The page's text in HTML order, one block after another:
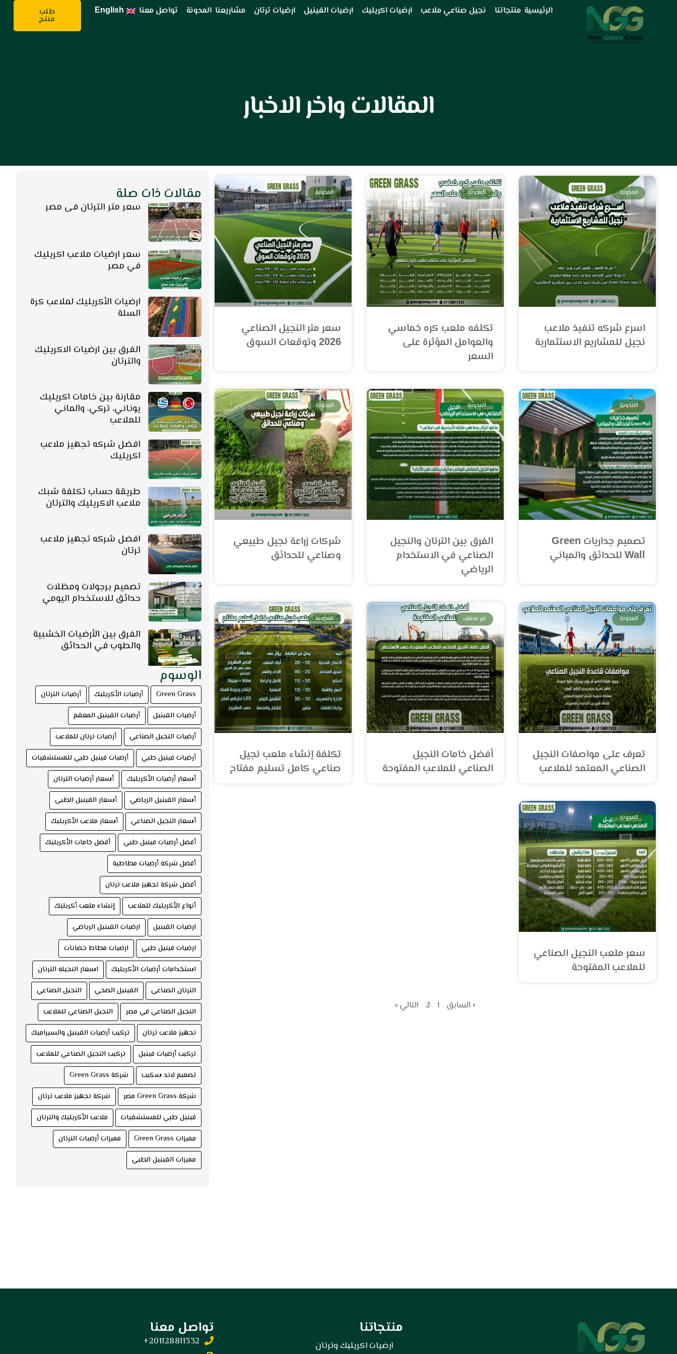
الرئيسية منتجاتنا نجيل صناعي ملاعب ارضيات اكريليك ارضيات الفينيل ارضيات ترتان مشاريعنا المدونة تواصل معنا English طلب
منتج
المقالات واخر الاخبار
المدونة
اسرع شركه تنفيذ ملاعب
نجيل للمشاريع الاستثمارية
المدونة
تكلفه ملعب كره خماسي
والعوامل المؤثرة على
السعر
المدونة
سعر متر النجيل الصناعي
2026 وتوقعات السوق
المدونة
تصميم جداريات Green
Wall للحدائق والمباني
المدونة
الفرق بين الترتان والنجيل
الصناعي في الاستخدام
الرياضي
المدونة
شركات زراعة نجيل طبيعي
وصناعي للحدائق
المدونة
تعرف على مواصفات النجيل
الصناعي المعتمد للملاعب
غير مصنف
أفضل خامات النجيل
الصناعي للملاعب المفتوحة
المدونة
تكلفة إنشاء ملعب نجيل
صناعي كامل تسليم مفتاح
المدونة
سعر ملعب النجيل الصناعي
للملاعب المفتوحة
« السابق
Page
1
Page
2 التالي »
مقالات ذات صلة
سعر متر الترتان فى مصر
سعر ارضيات ملاعب اكريليك
في مصر
ارضيات الأكريليك لملاعب كرة
السلة
الفرق بين ارضيات الاكريليك
والترتان
مقارنة بين خامات اكريليك
يوناني، تركي، والماني
للملاعب
افضل شركه تجهيز ملاعب
اكريليك
طريقة حساب تكلفة شبك
ملاعب الاكريليك والترتان
افضل شركه تجهيز ملاعب
ترتان
تصميم برجولات ومظلات
حدائق للاستخدام اليومي
الفرق بين الأرضيات الخشبية
والطوب في الحدائق
الوسوم
Green Grass أرضيات الأكريليك
أرضيات الترتان
أرضيات الفينيل
أرضيات الفينيل المعقم
أرضيات النجيل الصناعي
أرضيات ترتان للملاعب
أرضيات فينيل طبي
أرضيات فينيل طبي للمستشفيات
أسعار أرضيات الأكريليك
أسعار أرضيات الترتان
أسعار الفينيل الرياضي
أسعار الفينيل الطبي
أسعار النجيل الصناعي
أسعار ملاعب الأكريليك
أفضل أرضيات فينيل طبي
أفضل خامات الأكريليك
أفضل شركة أرضيات مطاطية
أفضل شركة تجهيز ملاعب ترتان
أنواع الأكريليك للملاعب
إنشاء ملعب أكريليك
ارضيات الفينيل
ارضيات الفينيل الرياضي
ارضيات فينيل طبي
ارضيات مطاط حضانات
استخدامات أرضيات الأكريليك
اسعار النجيله الترتان
الترتان الصناعي
الفينيل الصحي
النجيل الصناعي
النجيل الصناعي في مصر
النجيل الصناعي للملاعب
تجهيز ملاعب ترتان
تركيب أرضيات الفينيل والسيراميك
تركيب أرضيات فينيل
تركيب النجيل الصناعي للملاعب
تصميم لاند سكيب
شركة Green Grass
شركة Green Grass مصر
شركة تجهيز ملاعب ترتان
فينيل طبي للمستشفيات
ملاعب الأكريليك والترتان
مميزات Green Grass
مميزات أرضيات الترتان
مميزات الفينيل الطبي
منتجاتنا
ارضيات اكريليك وترتان
تواصل معنا
201128811332+